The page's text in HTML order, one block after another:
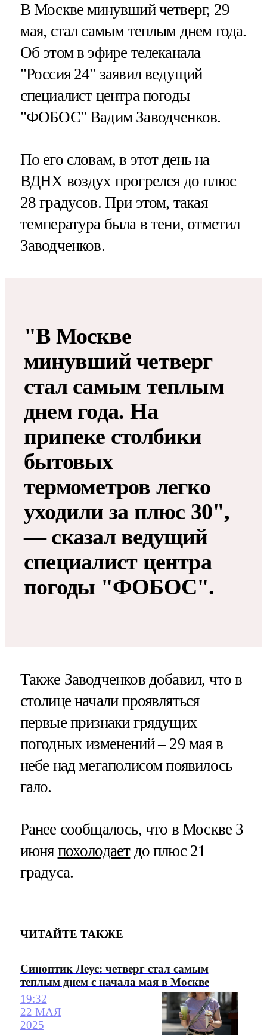
В Москве минувший четверг, 29
мая, стал самым теплым днем года.
Об этом в эфире телеканала
"Россия 24" заявил ведущий
специалист центра погоды
"ФОБОС" Вадим Заводченков.
По его словам, в этот день на
ВДНХ воздух прогрелся до плюс
28 градусов. При этом, такая
температура была в тени, отметил
Заводченков.
"В Москве
минувший четверг
стал самым теплым
днем года. На
припеке столбики
бытовых
термометров легко
уходили за плюс 30",
— сказал ведущий
специалист центра
погоды "ФОБОС".
Также Заводченков добавил, что в
столице начали проявляться
первые признаки грядущих
погодных изменений – 29 мая в
небе над мегаполисом появилось
гало.
Ранее сообщалось, что в Москве 3
июня похолодаетдо плюс 21
градуса.
ЧИТАЙТЕ ТАКЖЕ
Синоптик Леус: четверг стал самым
теплым днем с начала мая в Москве
19:32
22 МАЯ
2025